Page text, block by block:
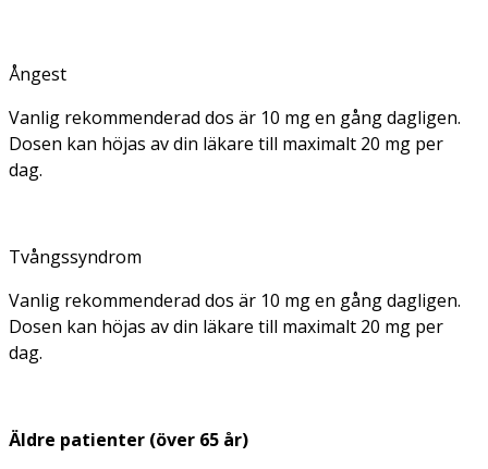
Ångest
Vanlig rekommenderad dos är 10 mg en gång dagligen.
Dosen kan höjas av din läkare till maximalt 20 mg per
dag.
Tvångssyndrom
Vanlig rekommenderad dos är 10 mg en gång dagligen.
Dosen kan höjas av din läkare till maximalt 20 mg per
dag.
Äldre patienter (över 65 år)